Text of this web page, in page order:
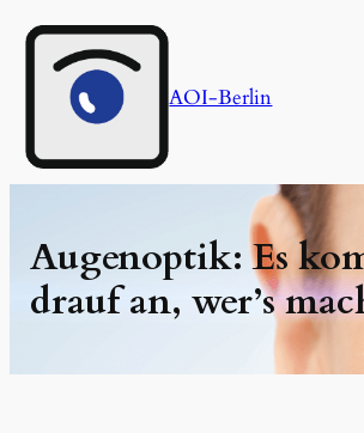
Zum
Inhalt
springen
AOI-Berlin
Augenoptik: Es
drauf an, wer’s